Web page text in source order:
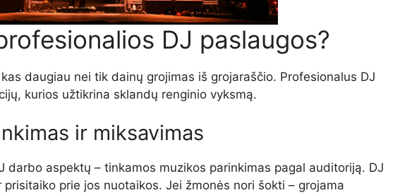
DJ paslaugos?
daugiau nei tik dainų grojimas iš grojaraščio. Profesionalus DJ
kurios užtikrina sklandų renginio vyksmą.
ir miksavimas
darbo aspektų – tinkamos muzikos parinkimas pagal auditoriją. DJ
prie jos nuotaikos. Jei žmonės nori šokti – grojama